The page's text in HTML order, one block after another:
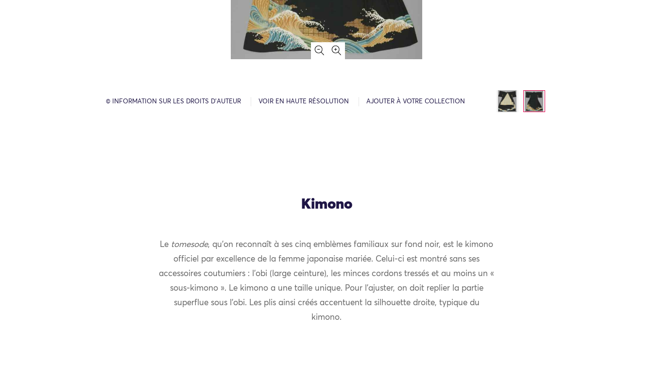
© INFORMATION SUR LES DROITS D’AUTEUR VOIR EN HAUTE RÉSOLUTION AJOUTER À VOTRE COLLECTION
Kimono
Le tomesode, qu’on reconnaît à ses cinq emblèmes familiaux sur fond noir, est le kimono
officiel par excellence de la femme japonaise mariée. Celui-ci est montré sans ses
accessoires coutumiers : l’obi (large ceinture), les minces cordons tressés et au moins un «
sous-kimono ». Le kimono a une taille unique. Pour l’ajuster, on doit replier la partie
superflue sous l’obi. Les plis ainsi créés accentuent la silhouette droite, typique du
kimono.